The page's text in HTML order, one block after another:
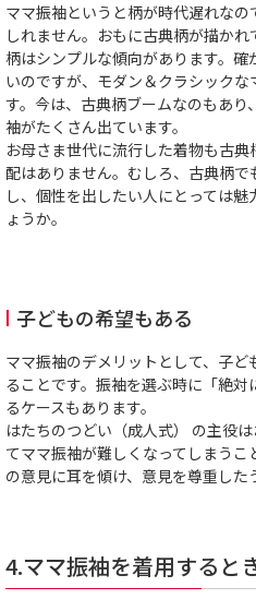
ママ振袖というと柄が時代遅れな
しれません。おもに古典柄が描か
柄はシンプルな傾向があります。
いのですが、モダン＆クラシック
す。今は、古典柄ブームなのもあ
袖がたくさん出ています。
お母さま世代に流行した着物も古
配はありません。むしろ、古典柄
し、個性を出したい人にとっては
ょうか。
子どもの希望もある
ママ振袖のデメリットとして、子
ることです。振袖を選ぶ時に「絶
るケースもあります。
はたちのつどい（成人式） の主役
てママ振袖が難しくなってしまう
の意見に耳を傾け、意見を尊重した
4.ママ振袖を着用すると